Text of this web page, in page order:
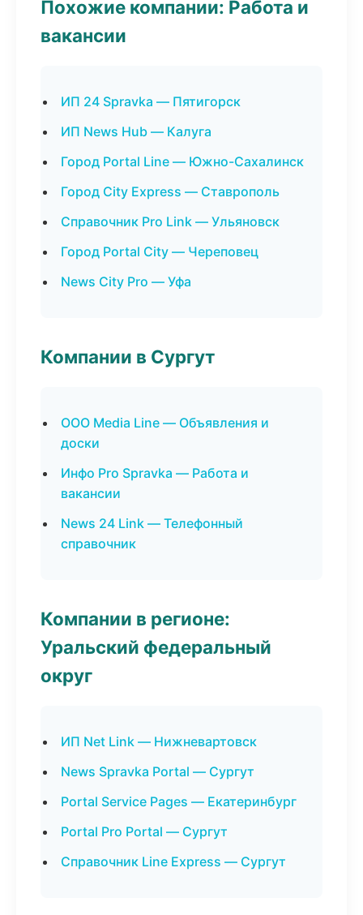
Похожие компании: Работа и
вакансии
ИП 24 Spravka — Пятигорск
ИП News Hub — Калуга
Город Portal Line — Южно-Сахалинск
Город City Express — Ставрополь
Справочник Pro Link — Ульяновск
Город Portal City — Череповец
News City Pro — Уфа
Компании в Сургут
ООО Media Line — Объявления и
доски
Инфо Pro Spravka — Работа и
вакансии
News 24 Link — Телефонный
справочник
Компании в регионе:
Уральский федеральный
округ
ИП Net Link — Нижневартовск
News Spravka Portal — Сургут
Portal Service Pages — Екатеринбург
Portal Pro Portal — Сургут
Справочник Line Express — Сургут